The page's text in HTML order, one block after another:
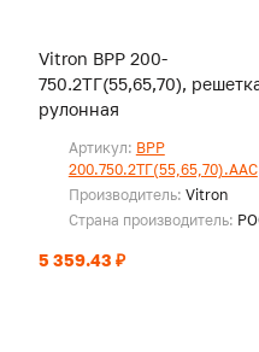
Vitron ВРР 200-
750.2ТГ(55,65,70),
рулонная
Артикул: ВРР
200.750.2ТГ(55,65,70).ААС
Производитель: Vitron
Страна производитель:
5 359.43 ₽